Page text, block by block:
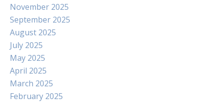
November 2025
September 2025
August 2025
July 2025
May 2025
April 2025
March 2025
February 2025